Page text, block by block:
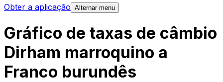
Obter a aplicação Alternar menu
Gráfico de taxas de câmbio
Dirham marroquino a
Franco burundês